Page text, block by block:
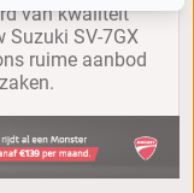
van kwaliteit
Suzuki SV-7GX
ruime aanbod